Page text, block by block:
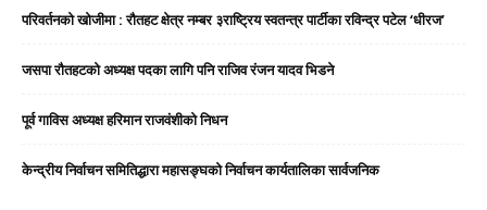
परिवर्तनको खोजीमा : रौतहट क्षेत्र नम्बर ३राष्ट्रिय स्वतन्त्र पार्टीका रविन्द्र पटेल ‘धीरज’
जसपा राैतहटको अध्यक्ष पदका लागि पनि राजिव रंजन यादव भिडने
पूर्व गाविस अध्यक्ष हरिमान राजवंशीको निधन
केन्द्रीय निर्वाचन समितिद्धारा महासङ्घको निर्वाचन कार्यतालिका सार्वजनिक